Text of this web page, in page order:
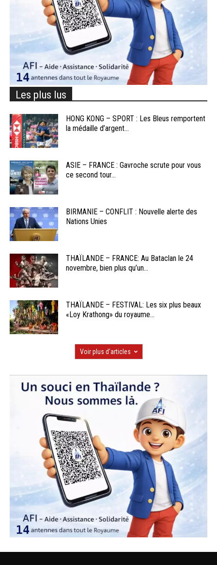
Les plus lus
HONG KONG – SPORT : Les Bleus remportent
la médaille d’argent...
ASIE – FRANCE : Gavroche scrute pour vous
ce second tour...
BIRMANIE – CONFLIT : Nouvelle alerte des
Nations Unies
THAÏLANDE – FRANCE: Au Bataclan le 24
novembre, bien plus qu’un...
THAÏLANDE – FESTIVAL: Les six plus beaux
«Loy Krathong» du royaume...
Voir plus d'articles